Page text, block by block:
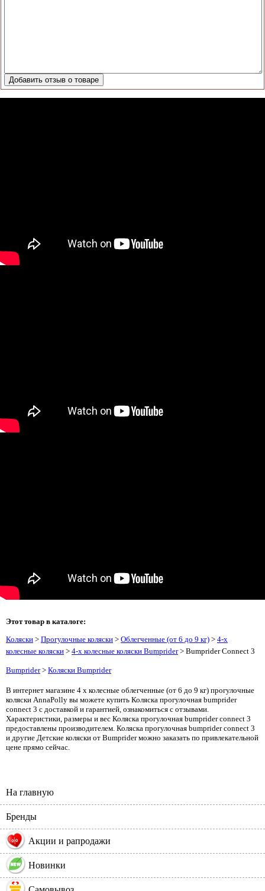
Этот товар в каталоге:
Коляски > Прогулочные коляски > Облегченные (от 6 до 9 кг) > 4-х
колесные коляски > 4-х колесные коляски Bumprider> Bumprider Connect 3
Bumprider> Коляски Bumprider
В интернет магазине 4 х колесные облегченные (от 6 до 9 кг) прогулочные
коляски AnnaPolly вы можете купить Коляска прогулочная bumprider
connect 3 с доставкой и гарантией, ознакомиться с отзывами.
Характеристики, размеры и вес Коляска прогулочная bumprider connect 3
предоставлены производителем. Коляска прогулочная bumprider connect 3
и другие Детские коляски от Bumprider можно заказать по привлекательной
цене прямо сейчас.
На главную
Бренды
% Акции и рапродажи
Новинки